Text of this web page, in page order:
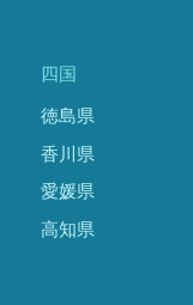
四国
徳島県
香川県
愛媛県
高知県